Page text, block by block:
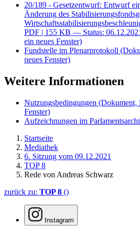
20/189 - Gesetzentwurf: Entwurf
Änderung des
PDF | 155 KB — Status:
ein neues Fenster)
Fundstelle im Plenarprotokoll
neues Fenster)
Weitere Informationen
Nutzungsbedingungen (Dokument,
Fenster)
Aufzeichnungen im
Startseite
Mediathek
6. Sitzung vom 09.12.2021
TOP 8
Rede von Andreas Schwarz
zurück zu: TOP 8 ()
Instagram